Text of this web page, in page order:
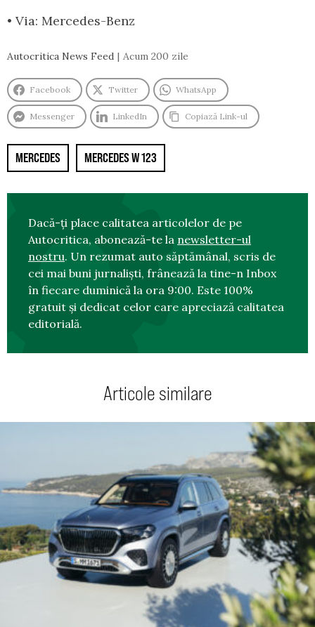
• Via: Mercedes-Benz
Autocritica News Feed Acum 200 zile
Facebook Twitter WhatsApp
Messenger LinkedIn Copiază Link-ul
MERCEDES MERCEDES W 123
Dacă-ți place calitatea articolelor de pe
Autocritica, abonează-te la newsletter-ul
nostru. Un rezumat auto săptămânal, scris de
cei mai buni jurnaliști, frânează la tine-n Inbox
în fiecare duminică la ora 9:00. Este 100%
gratuit și dedicat celor care apreciază calitatea
editorială.
Articole similare